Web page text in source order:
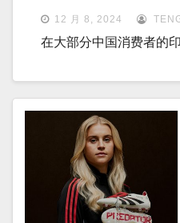
12 月 8, 2024
在大部分中国消费者的